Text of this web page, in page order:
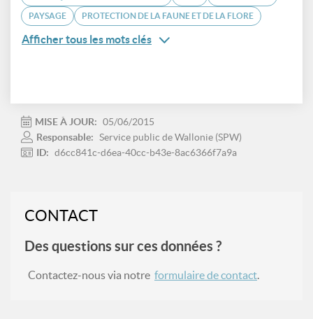
PAYSAGE PROTECTION DE LA FAUNE ET DE LA FLORE
Afficher tous les mots clés
MISE À JOUR: 05/06/2015
Responsable: Service public de Wallonie (SPW)
ID: d6cc841c-d6ea-40cc-b43e-8ac6366f7a9a
CONTACT
Des questions sur ces données ?
Contactez-nous via notre formulaire de contact.